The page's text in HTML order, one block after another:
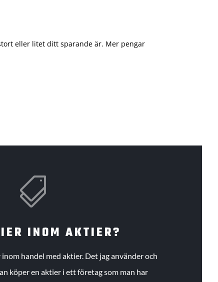
eller litet ditt sparande är. Mer pengar

INOM AKTIER?
handel med aktier. Det jag använder och
köper en aktier i ett företag som man har